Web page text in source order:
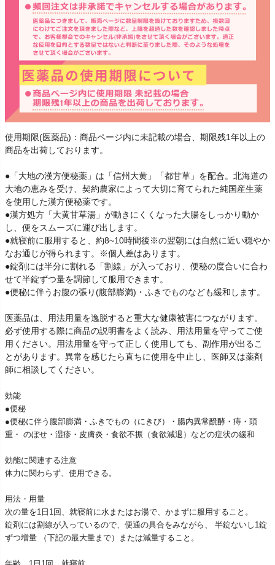
使用期限(医薬品)：商品ページ内に未記載の場合、期限残1年以上の
商品を出荷しております。
●「大地の漢方便秘薬」は「信州大黄」「都甘草」を配合。北海道の
大地の恵みを受け、契約農家によって大切に育てられた純国産生薬
を使用した漢方便秘薬です。
●漢方処方「大黄甘草湯」が動きにくくなった大腸をしっかり動か
し、便をスムーズに運び出します。
●就寝前に服用すると、約8~10時間後※の翌朝には自然に近い穏やか
なお通じが得られます。※個人差はあります。
●錠剤には半分に割れる「割線」が入っており、便秘の度合いに合わ
せて半錠ずつ量を調節して服用できます。
●便秘に伴うお腹の張り(腹部膨満)・ふきでものなども緩和します。
医薬品は、用法用量を逸脱すると重大な健康被害につながります。
必ず使用する際に商品の説明書をよく読み、用法用量を守ってご使
用ください。用法用量を守って正しく使用しても、副作用が出るこ
とがあります。異常を感じたら直ちに使用を中止し、医師又は薬剤
師に相談してください。
効能
●便秘
●便秘に伴う腹部膨満・ふきでもの（にきび）・腸内異常醗酵・痔・頭
重・ のぼせ・湿疹・皮膚炎・食欲不振（食欲減退）などの症状の緩和
効能に関連する注意
体力に関わらず、使用できる。
用法・用量
次の量を1日1回、就寝前に水またはお湯で、かまずに服用すること。
錠剤には割線が入っているので、便通の具合をみながら、 半錠ないし1錠
ずつ増量 （下記の最大量まで）または減量すること。